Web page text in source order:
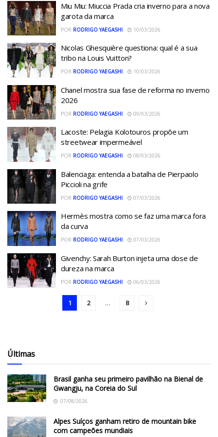
Miu Miu: Miuccia Prada cria inverno para a nova
garota da marca
POR RODRIGO YAEGASHI 10/03/2026
Nicolas Ghesquière questiona: qual é a sua
tribo na Louis Vuitton?
POR RODRIGO YAEGASHI 10/03/2026
Chanel mostra sua fase de reforma no inverno
2026
POR RODRIGO YAEGASHI 09/03/2026
Lacoste: Pelagia Kolotouros propõe um
streetwear impermeável
POR RODRIGO YAEGASHI 08/03/2026
Balenciaga: entenda a batalha de Pierpaolo
Piccioli na grife
POR RODRIGO YAEGASHI 07/03/2026
Hermès mostra como se faz uma marca fora
da curva
POR RODRIGO YAEGASHI 07/03/2026
Givenchy: Sarah Burton injeta uma dose de
dureza na marca
POR RODRIGO YAEGASHI 06/03/2026
1 2 … 8
Últimas
Brasil ganha seu primeiro pavilhão na Bienal de
Gwangju, na Coreia do Sul
07/08/2026
Alpes Suíços ganham retiro de mountain bike
com campeões mundiais